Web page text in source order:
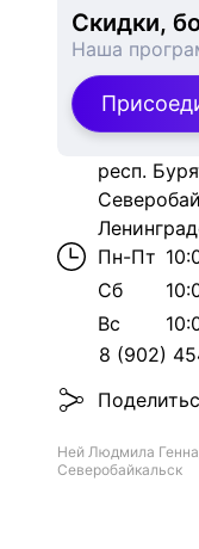
Скидки,
Наша
респ.
Пн-Пт
Сб
Вс
8 (902)
Ней Людмила
Северобайкальск